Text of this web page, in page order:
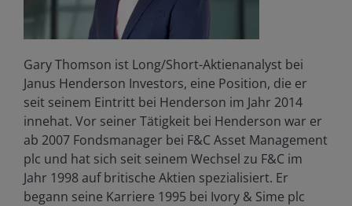
Gary Thomson ist Long/Short-Aktienanalyst bei
Janus Henderson Investors, eine Position, die er
seit seinem Eintritt bei Henderson im Jahr 2014
innehat. Vor seiner Tätigkeit bei Henderson war er
ab 2007 Fondsmanager bei F&C Asset Management
plc und hat sich seit seinem Wechsel zu F&C im
Jahr 1998 auf britische Aktien spezialisiert. Er
begann seine Karriere 1995 bei Ivory & Sime plc